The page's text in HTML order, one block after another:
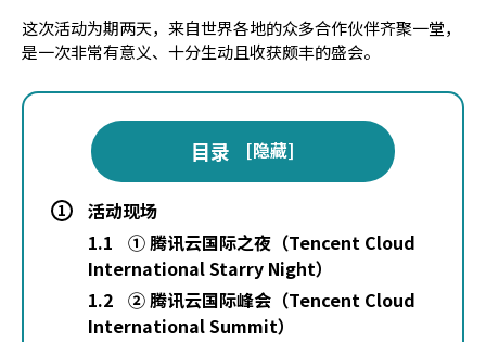
这次活动为期两天，来自世界各地的众多合作伙伴齐聚一堂，
是一次非常有意义、十分生动且收获颇丰的盛会。
目录 [隐藏]
1
活动现场
1.1
① 腾讯云国际之夜（Tencent Cloud
International Starry Night）
1.2 ② 腾讯云国际峰会（Tencent Cloud
International Summit）